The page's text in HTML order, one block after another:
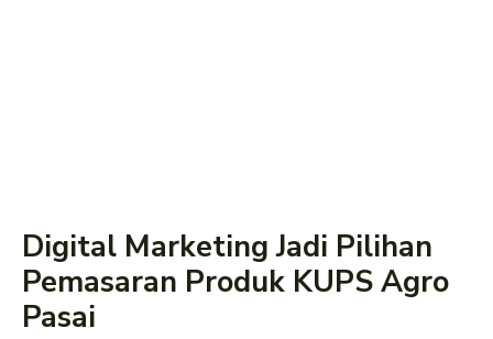
Digital Marketing Jadi Pilihan
Pemasaran Produk KUPS Agro
Pasai